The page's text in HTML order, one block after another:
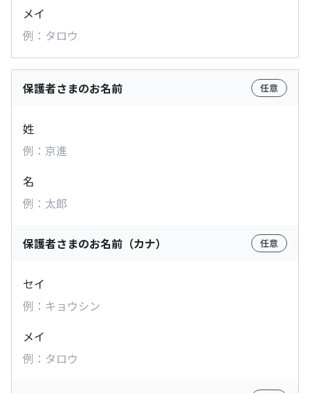
メイ
保護者さまのお名前 任意
姓
名
保護者さまのお名前（カナ） 任意
セイ
メイ